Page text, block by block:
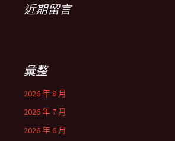
近期留言
彙整
2026 年 8 月
2026 年 7 月
2026 年 6 月